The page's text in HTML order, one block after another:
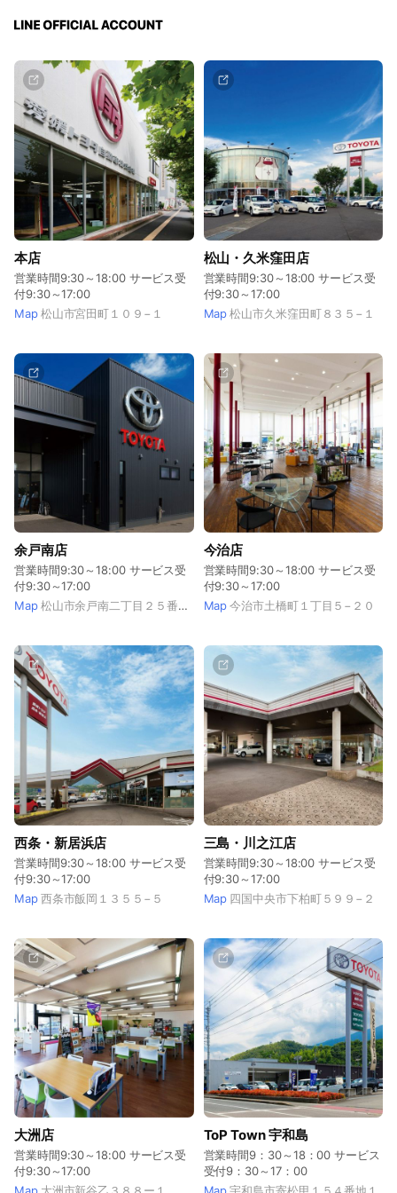
本店
営業時間9:30～18:00 サービス受
付9:30～17:00
Map 松山市宮田町１０９−１
松山・久米窪田店
営業時間9:30～18:00 サービス受
付9:30～17:00
Map 松山市久米窪田町８３５−１
余戸南店
営業時間9:30～18:00 サービス受
付9:30～17:00
Map 松山市余戸南二丁目２５番２６号
今治店
営業時間9:30～18:00 サービス受
付9:30～17:00
Map 今治市土橋町１丁目５−２０
西条・新居浜店
営業時間9:30～18:00 サービス受
付9:30～17:00
Map 西条市飯岡１３５５−５
三島・川之江店
営業時間9:30～18:00 サービス受
付9:30～17:00
Map 四国中央市下柏町５９９−２
大洲店
営業時間9:30～18:00 サービス受
付9:30～17:00
ToP Town 宇和島
営業時間9：30～18：00 サービス
受付9：30～17：00